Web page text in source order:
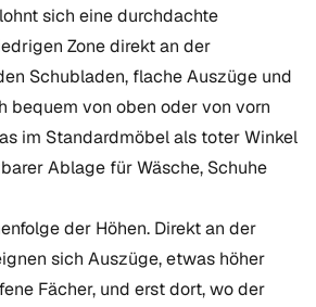
sich eine durchdachte
Zone direkt an der
Schubladen, flache Auszüge und
bequem von oben oder von vorn
im Standardmöbel als toter Winkel
Ablage für Wäsche, Schuhe
der Höhen. Direkt an der
sich Auszüge, etwas höher
Fächer, und erst dort, wo der